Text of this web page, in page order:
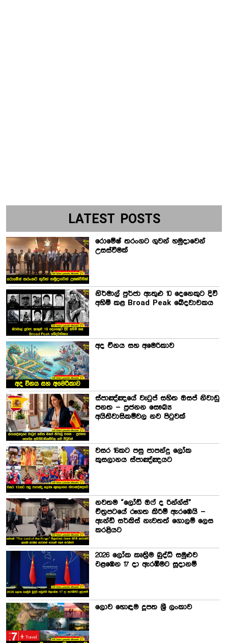
LATEST POSTS
රොමේෂ් තරංගට ගුවන් හමුදාවෙන්
උසස්වීමක්
නිර්මාල් පුර්ජා ඇතුළු 10 දෙනෙකුට දිවි
අහිමි කළ Broad Peak ඛේදවාචකය
අද චීනය සහ අමෙරිකාව
ස්පාඤ්ඤයේ වැටුප් සහිත ඔසප් නිවාඩු
පනත – ප්‍රජනන සෞඛ්‍ය
අයිතිවාසිකම්වල නව පිටුවක්
වසර 16කට පසු පාපන්දු ලෝක
කුසලානය ස්පාඤ්ඤයට
නවතම “ලෝඩ් ඔෆ් ද රින්ග්ස්”
චිත්‍රපටයේ රූගත කිරීම් ඇරඹෙයි –
ඇන්ඩි සර්කිස් නැවතත් ගොලම් ලෙස
කරළියට
2026 ලෝක කෘත්‍රිම බුද්ධි සමුළුව
එළඹෙන 17 දා ඇරඹීමට සූදානම්
ලොව හොඳම දූපත ශ්‍රී ලංකාව